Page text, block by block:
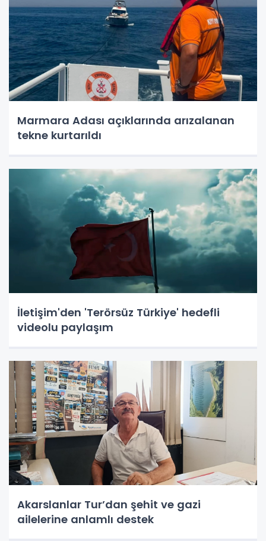
Marmara Adası açıklarında arızalanan
tekne kurtarıldı
İletişim'den 'Terörsüz Türkiye' hedefli
videolu paylaşım
Akarslanlar Tur’dan şehit ve gazi
ailelerine anlamlı destek